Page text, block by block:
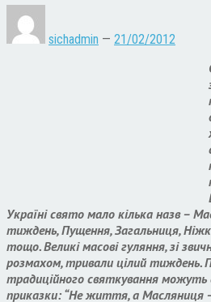
sichadmin — 21/02/2012
Україні свято мало кілька назв –
тиждень, Пущення, Загальниця,
тощо. Великі масові гуляння, зі
розмахом, тривали цілий тиждень.
традиційного святкування можуть
приказки: “Не життя, а Масляниця